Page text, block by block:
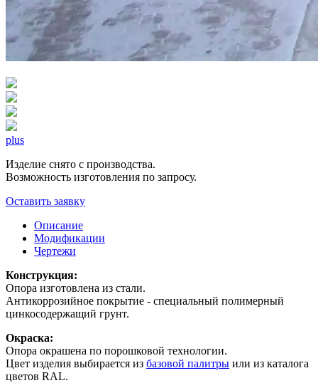
plus
Изделие снято с производства.
Возможность изготовления по запросу.
Оставить заявку
Описание
Модификации
Чертежи
Конструкция:
Опора изготовлена из стали.
Антикоррозийное покрытие - специальный полимерный
цинкосодержащий грунт.
Окраска:
Опора окрашена по порошковой технологии.
Цвет изделия выбирается из базовой палитры или из каталога
цветов RAL.